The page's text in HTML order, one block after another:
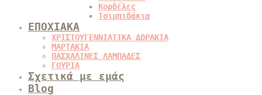
Κορδέλες
Τσιμπιδάκια
ΕΠΟΧΙΑΚΑ
ΧΡΙΣΤΟΥΓΕΝΝΙΑΤΙΚΑ ΔΩΡΑΚΙΑ
ΜΑΡΤΑΚΙΑ
ΠΑΣΧΑΛΙΝΕΣ ΛΑΜΠΑΔΕΣ
ΓΟΥΡΙΑ
Σχετικά με εμάς
Blog